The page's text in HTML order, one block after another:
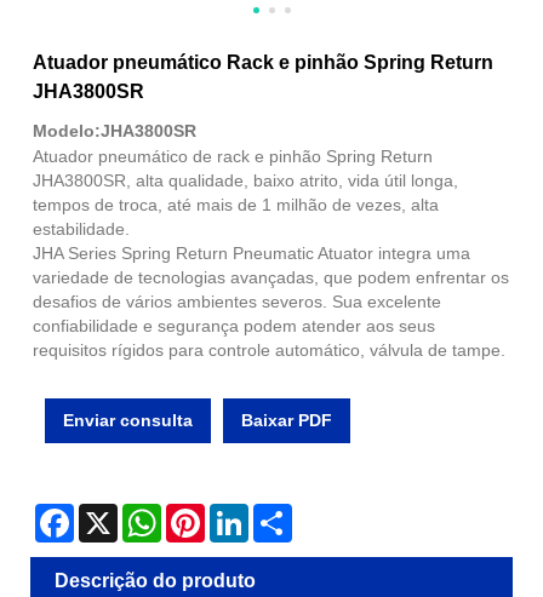
Atuador pneumático Rack e pinhão Spring Return
JHA3800SR
Modelo:JHA3800SR
Atuador pneumático de rack e pinhão Spring Return
JHA3800SR, alta qualidade, baixo atrito, vida útil longa,
tempos de troca, até mais de 1 milhão de vezes, alta
estabilidade.
JHA Series Spring Return Pneumatic Atuator integra uma
variedade de tecnologias avançadas, que podem enfrentar os
desafios de vários ambientes severos. Sua excelente
confiabilidade e segurança podem atender aos seus
requisitos rígidos para controle automático, válvula de tampe.
Enviar consulta Baixar PDF
Facebook
X WhatsAppPinterestLinkedIn
Descrição do produto